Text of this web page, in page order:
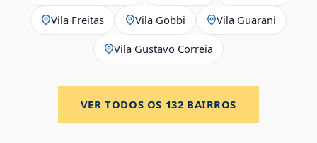
Vila Freitas Vila Gobbi Vila Guarani
Vila Gustavo Correia
VER TODOS OS 132 BAIRROS